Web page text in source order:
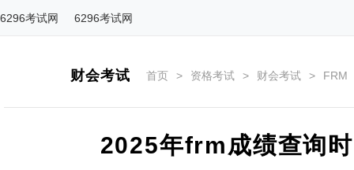
6296考试网 6296考试网
财会考试 首页 > 资格考试 > 财会考试 > FRM
2025年frm成绩查询